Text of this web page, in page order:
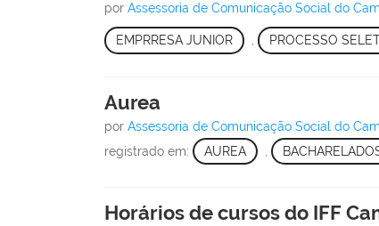
porAssessoria de Comunicação Social do
EMPRRESA JUNIOR , PROCESSO
Aurea
porAssessoria de Comunicação Social do
registrado em: AUREA
Horários de cursos do IFF